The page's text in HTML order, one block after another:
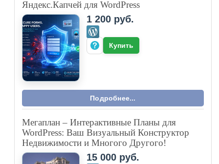
Яндекс.Капчей для WordPress
1 200 руб.
Купить
Подробнее...
Мегаплан – Интерактивные Планы для
WordPress: Ваш Визуальный Конструктор
Недвижимости и Многого Другого!
15 000 руб.